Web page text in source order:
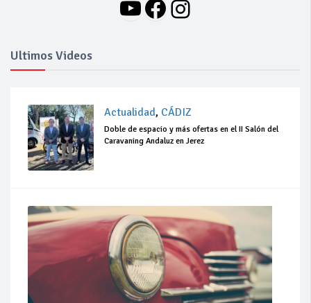
YouTube
Facebook
Instagram
Ultimos Videos
Actualidad, CÁDIZ
Doble de espacio y más ofertas en el II Salón del
Caravaning Andaluz en Jerez